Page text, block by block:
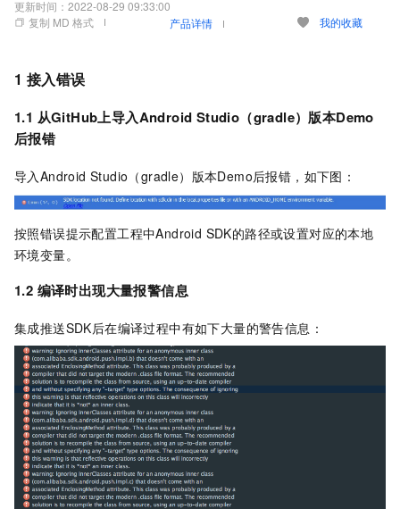
更新时间： 2022-08-29 09:33:00
复制 MD 格式
产品详情 我的收藏
1 接入错误
1.1 从GitHub上导入Android Studio（gradle）版本Demo
后报错
导入Android Studio（gradle）版本Demo后报错，如下图：
按照错误提示配置工程中Android SDK的路径或设置对应的本地
环境变量。
1.2 编译时出现大量报警信息
集成推送SDK后在编译过程中有如下大量的警告信息：